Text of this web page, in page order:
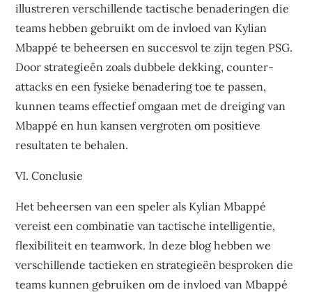
illustreren verschillende tactische benaderingen die
teams hebben gebruikt om de invloed van Kylian
Mbappé te beheersen en succesvol te zijn tegen PSG.
Door strategieën zoals dubbele dekking, counter-
attacks en een fysieke benadering toe te passen,
kunnen teams effectief omgaan met de dreiging van
Mbappé en hun kansen vergroten om positieve
resultaten te behalen.
VI. Conclusie
Het beheersen van een speler als Kylian Mbappé
vereist een combinatie van tactische intelligentie,
flexibiliteit en teamwork. In deze blog hebben we
verschillende tactieken en strategieën besproken die
teams kunnen gebruiken om de invloed van Mbappé